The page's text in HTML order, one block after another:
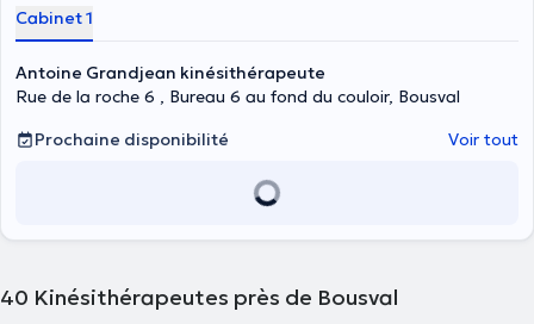
Cabinet 1
Antoine Grandjean kinésithérapeute
Rue de la roche 6 , Bureau 6 au fond du couloir, Bousval
Prochaine disponibilité
Voir tout
40 Kinésithérapeutes près de Bousval